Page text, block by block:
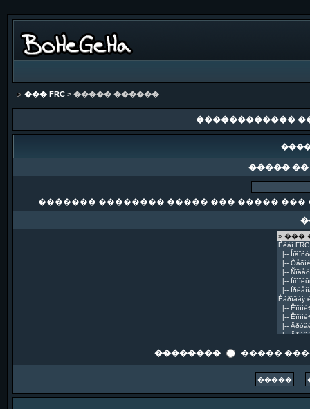
��� FRC> ����� ������
������������
�����
������� �������� ����� ��� ����� ���
�������� �����